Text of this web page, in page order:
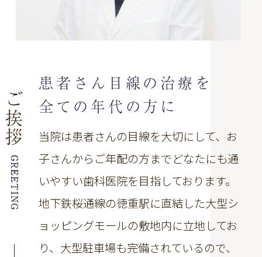
患者さん目線の治療を
全ての年代の方に
当院は患者さんの目線を大切にして、お
子さんからご年配の方までどなたにも通
いやすい歯科医院を目指しております。
地下鉄桜通線の徳重駅に直結した大型シ
ョッピングモールの敷地内に立地してお
り、大型駐車場も完備されているので、
ご
挨
拶